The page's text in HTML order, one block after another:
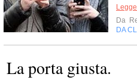
Da
DA
La porta giusta.